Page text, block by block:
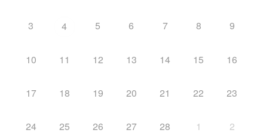
3 4 5 6 7 8 9
10 11 12 13 14 15 16
17 18 19 20 21 22 23
24 25 26 27 28 1 2